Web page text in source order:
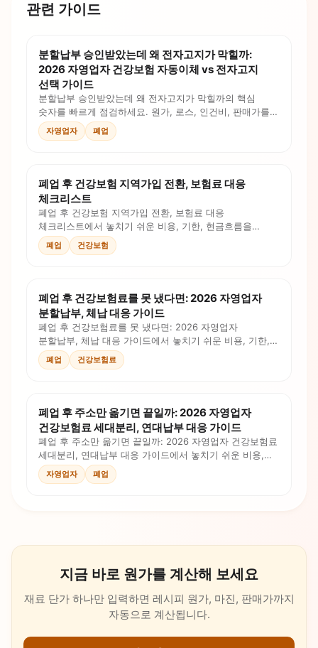
관련 가이드
분할납부 승인받았는데 왜 전자고지가 막힐까:
2026 자영업자 건강보험 자동이체 vs 전자고지
선택 가이드
분할납부 승인받았는데 왜 전자고지가 막힐까의 핵심
숫자를 빠르게 점검하세요. 원가, 로스, 인건비, 판매가를
계산식과 체크리스트로 확인합니다.
자영업자 폐업
폐업 후 건강보험 지역가입 전환, 보험료 대응
체크리스트
폐업 후 건강보험 지역가입 전환, 보험료 대응
체크리스트에서 놓치기 쉬운 비용, 기한, 현금흐름을
정리했습니다. 체크리스트와 계산 포인트로 오늘 대응할
순서를 확인하세요.
폐업 건강보험
폐업 후 건강보험료를 못 냈다면: 2026 자영업자
분할납부, 체납 대응 가이드
폐업 후 건강보험료를 못 냈다면: 2026 자영업자
분할납부, 체납 대응 가이드에서 놓치기 쉬운 비용, 기한,
현금흐름을 정리했습니다. 체크리스트와 계산 포인트로
오늘 대응할 순서를 확인하세요.
폐업 건강보험료
폐업 후 주소만 옮기면 끝일까: 2026 자영업자
건강보험료 세대분리, 연대납부 대응 가이드
폐업 후 주소만 옮기면 끝일까: 2026 자영업자 건강보험료
세대분리, 연대납부 대응 가이드에서 놓치기 쉬운 비용,
기한, 현금흐름을 정리했습니다. 체크리스트와 계산
포인트로 오늘 대응할 순서를 확인하세요.
자영업자 폐업
지금 바로 원가를 계산해 보세요
재료 단가 하나만 입력하면 레시피 원가, 마진, 판매가까지
자동으로 계산됩니다.